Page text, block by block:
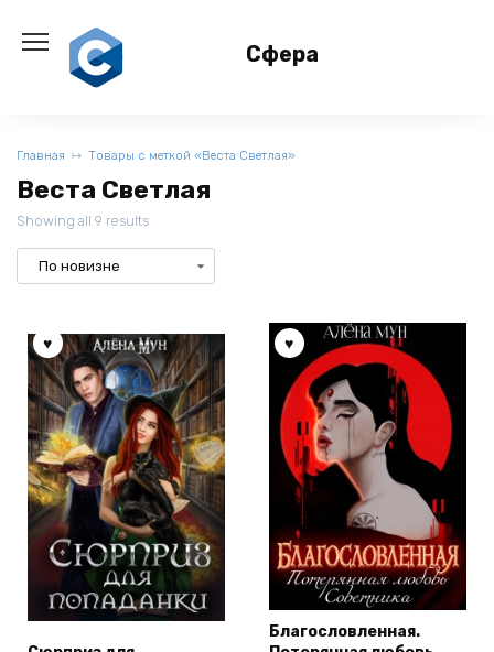
содержанию
Сфера
Главная Товары с меткой «Веста Светлая»
Веста Светлая
Showing all 9 results
Благословленная.